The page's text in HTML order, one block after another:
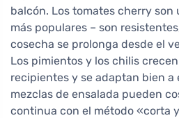
balcón. Los tomates cherry son
más populares – son
cosecha se prolonga desde el
Los pimientos y los chilis
recipientes y se adaptan bien a
mezclas de ensalada pueden
continua con el método «corta